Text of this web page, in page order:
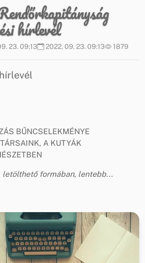
hírlevél
23. 09:13 2022. 09. 23. 09:13 1879
BŰNCSELEKMÉNYE
A KUTYÁK
letölthető formában, lentebb...